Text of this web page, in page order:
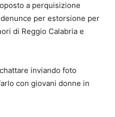
a perquisizione
per estorsione per
di Reggio Calabria e
inviando foto
con giovani donne in